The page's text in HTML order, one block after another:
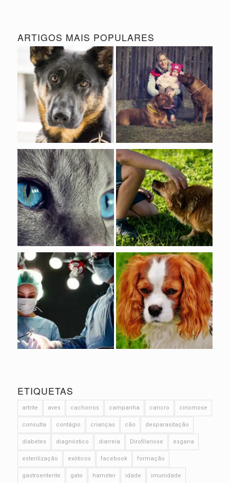
ARTIGOS MAIS POPULARES
ETIQUETAS
artrite aves cachorros campanha cancro cinomose
consulta contágio crianças cão desparasitação
diabetes diagnóstico diarreia Dirofilariose esgana
esterilização exóticos facebook formação
gastroenterite gato hamster idade imunidade